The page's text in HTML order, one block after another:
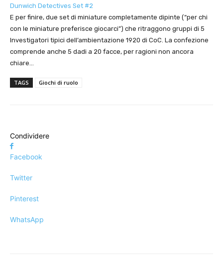
Dunwich Detectives Set #2
E per finire, due set di miniature completamente dipinte (“per chi
con le miniature preferisce giocarci”) che ritraggono gruppi di 5
Investigatori tipici dell’ambientazione 1920 di CoC. La confezione
comprende anche 5 dadi a 20 facce, per ragioni non ancora
chiare…
TAGS Giochi di ruolo
Condividere
Facebook
Twitter
Pinterest
WhatsApp